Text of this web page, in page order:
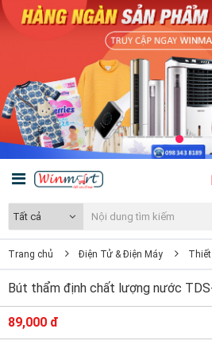
Tất cả
Trang chủ Điện Tử & Điện Máy
Bút thẩm định chất lượng nước
89,000 đ